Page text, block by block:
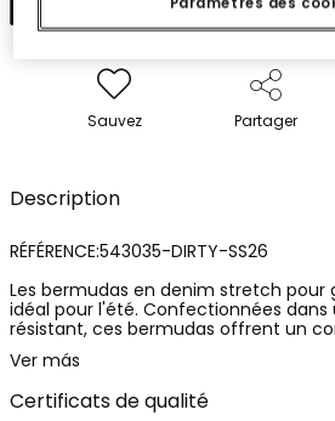
Sauvez Partager
Description
RÉFÉRENCE:543035-DIRTY-SS26
Les bermudas en denim stretch pour
idéal pour l'été. Confectionnées dans
résistant, ces bermudas offrent un
journée. Leur design classique en
par un élastique à la taille et un
leur utilisation et s'adaptant à
disponibles en tailles de 12 mois à 10
Ver más
Certificats de qualité